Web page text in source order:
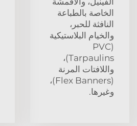
الخاصة بالطباعة
النافثة للحبر،
والخيام البلاستيكية
(PVC
Tarpaulins)،
واللافتات المرنة
(Flex Banners)،
وغيرها.